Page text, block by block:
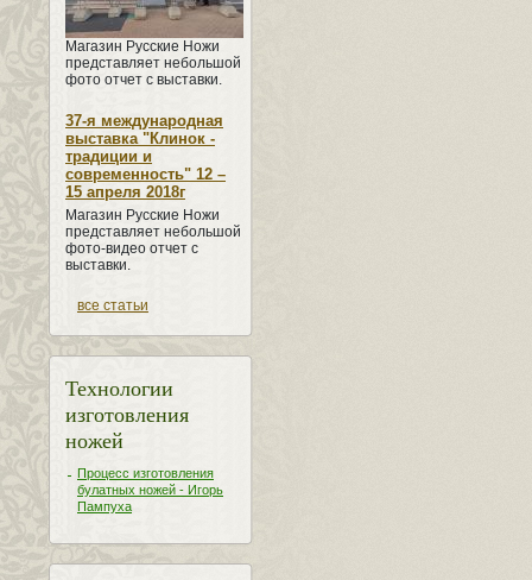
Магазин Русские Ножи
представляет небольшой
фото отчет с выставки.
37-я международная
выставка "Клинок -
традиции и
современность" 12 –
15 апреля 2018г
Магазин Русские Ножи
представляет небольшой
фото-видео отчет с
выставки.
все статьи
Технологии
изготовления
ножей
Процесс изготовления
булатных ножей - Игорь
Пампуха